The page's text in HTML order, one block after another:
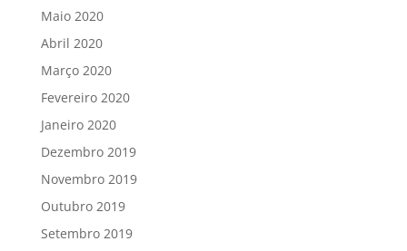
Maio 2020
Abril 2020
Março 2020
Fevereiro 2020
Janeiro 2020
Dezembro 2019
Novembro 2019
Outubro 2019
Setembro 2019